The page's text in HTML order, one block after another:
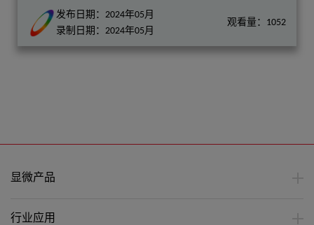
发布日期：2024年05月
录制日期：2024年05月
观看量：1052
显微产品
行业应用